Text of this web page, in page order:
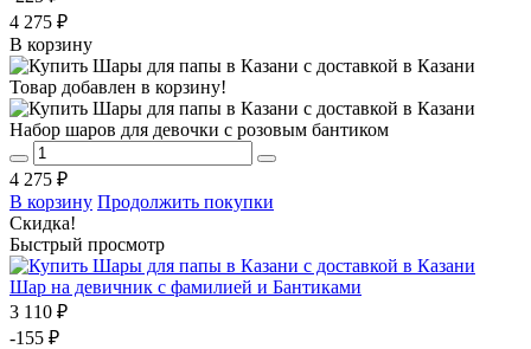
4 275 ₽
В корзину
Товар добавлен в корзину!
Набор шаров для девочки с розовым бантиком
4 275 ₽
В корзину Продолжить покупки
Скидка!
Быстрый просмотр
Шар на девичник с фамилией и Бантиками
3 110 ₽
-155 ₽